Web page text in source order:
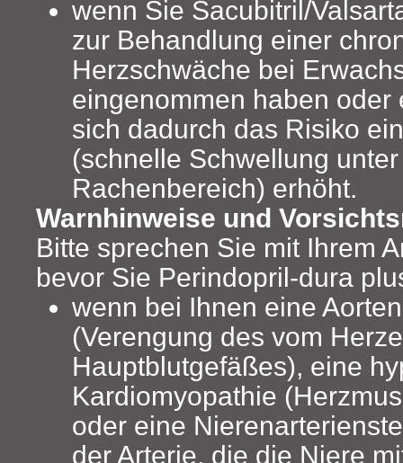
wenn Sie Sacubitril/
zur Behandlung einer
Herzschwäche bei
eingenommen haben oder
sich dadurch das Risiko
(schnelle Schwellung
Rachenbereich) erhöht.
Warnhinweise und
Bitte sprechen Sie mit Ihrem
bevor Sie Perindopril-dura
wenn bei Ihnen eine
(Verengung des vom
Hauptblutgefäßes), eine
Kardiomyopathie
oder eine
der Arterie, die die Niere